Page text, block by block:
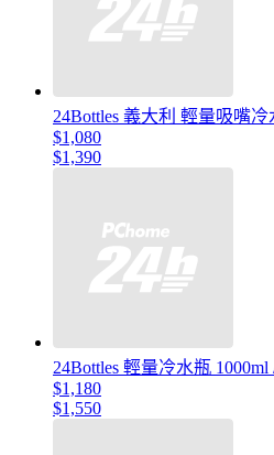
24Bottles 義大利 輕量吸嘴冷
$1,080
$1,390
24Bottles 輕量冷水瓶 1000ml
$1,180
$1,550